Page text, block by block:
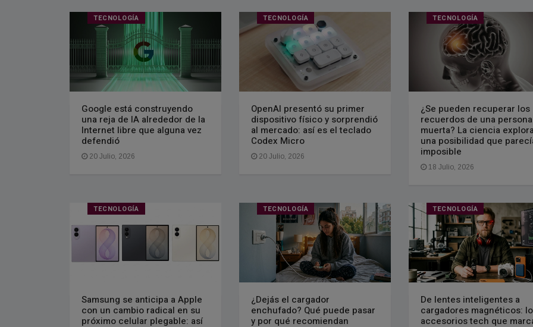
TECNOLOGÍA
Google está construyendo
una reja de IA alrededor de la
Internet libre que alguna vez
defendió
20 Julio, 2026
TECNOLOGÍA
OpenAI presentó su primer
dispositivo físico y sorprendió
al mercado: así es el teclado
Codex Micro
20 Julio, 2026
TECNOLOGÍA
¿Se pueden recuperar los
recuerdos de una persona
muerta? La ciencia explora
una posibilidad que
imposible
18 Julio, 2026
TECNOLOGÍA
Samsung se anticipa a Apple
con un cambio radical en su
próximo celular plegable: así
TECNOLOGÍA
¿Dejás el cargador
enchufado? Qué puede pasar
y por qué recomiendan
TECNOLOGÍA
De lentes inteligentes a
cargadores magnéticos:
accesorios tech que